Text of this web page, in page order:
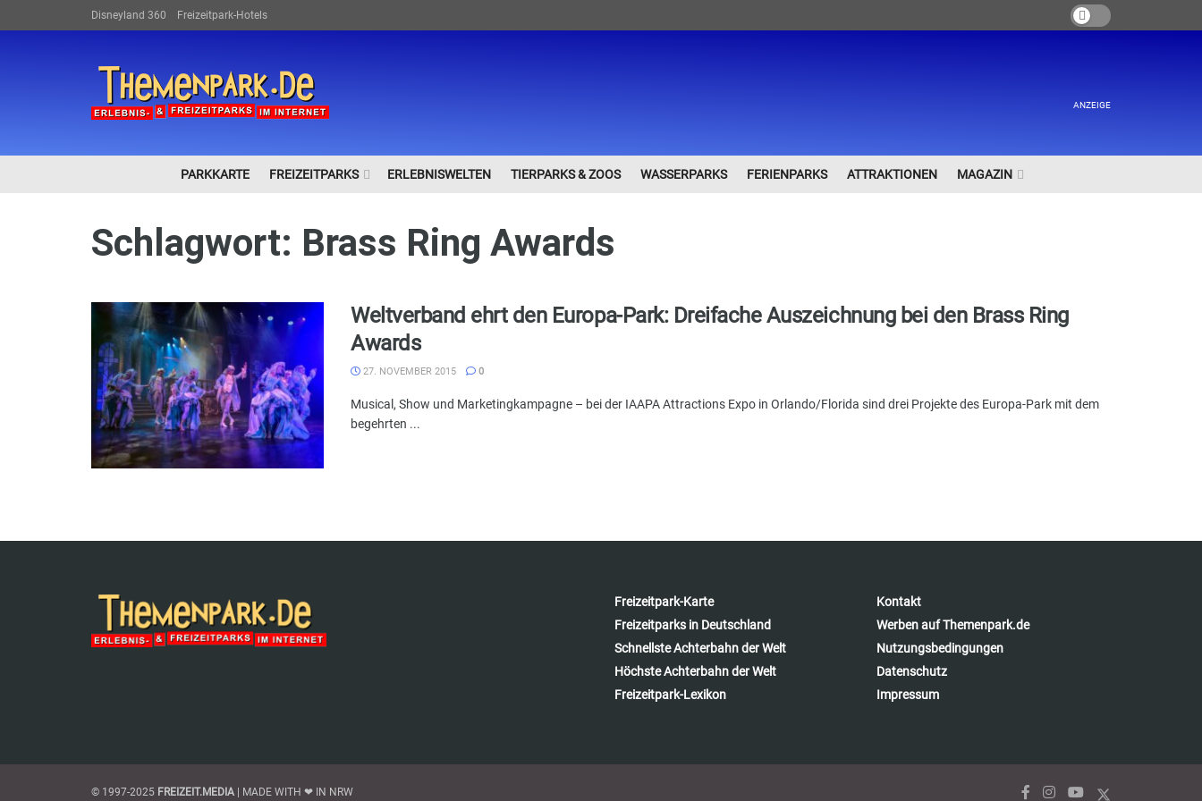
Disneyland 360 Freizeitpark-Hotels
ANZEIGE
PARKKARTE FREIZEITPARKS ERLEBNISWELTEN TIERPARKS & ZOOS WASSERPARKS FERIENPARKS ATTRAKTIONEN MAGAZIN
Schlagwort: Brass Ring Awards
Weltverband ehrt den Europa-Park: Dreifache Auszeichnung bei den Brass Ring
Awards
27. NOVEMBER 2015 0
Musical, Show und Marketingkampagne – bei der IAAPA Attractions Expo in Orlando/Florida sind drei Projekte des Europa-Park mit dem
begehrten ...
Freizeitpark-Karte
Freizeitparks in Deutschland
Schnellste Achterbahn der Welt
Höchste Achterbahn der Welt
Freizeitpark-Lexikon
Kontakt
Werben auf Themenpark.de
Nutzungsbedingungen
Datenschutz
Impressum
© 1997-2025 FREIZEIT.MEDIA | MADE WITH ❤ IN NRW